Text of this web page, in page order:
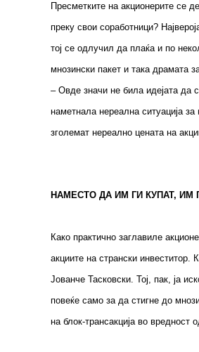
Пресметките на акционерите се
преку свои соработници?
тој се одлучил да плаќа и по
мнозински пакет и така драмата
– Овде значи не била идејата да
наметнала нереална ситуација
зголемат нереално цената на
НАМЕСТО ДА ИМ ГИ КУПАТ, ИМ
Како практично заглавиле
акциите на странски
Јованче Тасковски. Тој, пак, ја
повеќе само за да стигне до
на блок-трансакција во